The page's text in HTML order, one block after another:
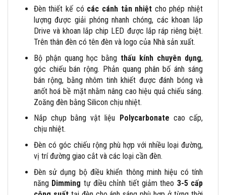
Đèn thiết kế có các cánh tản nhiệt cho phép nhiệt
lượng được giải phóng nhanh chóng, các khoan lắp
Drive và khoan lắp chip LED được lắp ráp riêng biệt.
Trên thân đèn có tên đèn và logo của Nhà sản xuất.
Bộ phận quang học bằng thấu kính chuyên dụng,
góc chiếu bán rộng. Phản quang phân bố ánh sáng
bán rộng, bằng nhôm tinh khiết được đánh bóng và
anốt hoá bề mặt nhằm nâng cao hiệu quả chiếu sáng.
Zoăng đèn bằng Silicon chịu nhiệt.
Nắp chụp bằng vật liệu
Polycarbonate cao cấp,
chịu nhiệt.
Đèn có góc chiếu rộng phù hợp với nhiều loại đường,
vị trí đường giao cắt và các loại cần đèn.
Đèn sử dụng bộ điều khiển thông minh hiệu có tính
năng Dimming tự điều chỉnh tiết giảm theo 3-5 cấp